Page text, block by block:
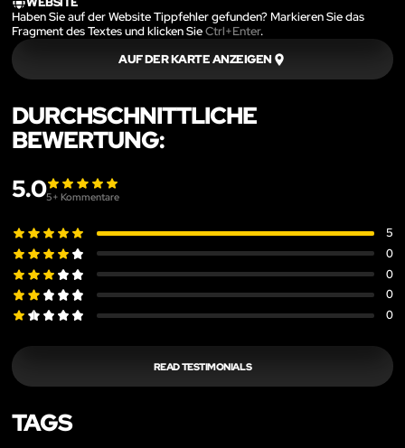
Haben Sie auf der Website Tippfehler gefunden? Markieren Sie das
Fragment des Textes und klicken SieCtrl+Enter.
AUF DER KARTE ANZEIGEN
DURCHSCHNITTLICHE
BEWERTUNG:
5.05+ Kommentare
5
0
0
0
0
READ TESTIMONIALS
TAGS